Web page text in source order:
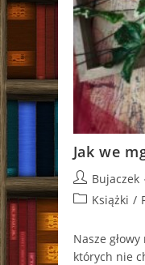
Jak we
Post
author:
Bujaczek
PostKsiążki /
Nasze
których nie